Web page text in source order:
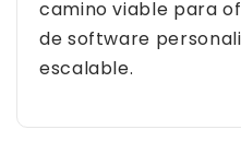
camino viable para
de software
escalable.